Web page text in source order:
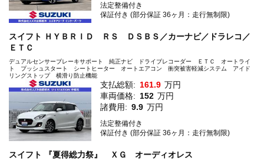
法定整備付き
保証付き (部分保証 36ヶ月：走行無制限)
スイフト ＨＹＢＲＩＤ ＲＳ ＤＳＢＳ／カーナビ／ドラレコ／
ＥＴＣ
デュアルセンサーブレーキサポート 純正ナビ ドライブレコーダー ＥＴＣ オートライ
ト プッシュスタート シートヒーター オートエアコン 衝突被害軽減システム アイド
リングストップ 横滑り防止機能
支払総額: 161.9 万円
車両価格: 152 万円
諸費用: 9.9 万円
法定整備付き
保証付き (部分保証 36ヶ月：走行無制限)
スイフト 『夏得総力祭』 ＸＧ オーディオレス